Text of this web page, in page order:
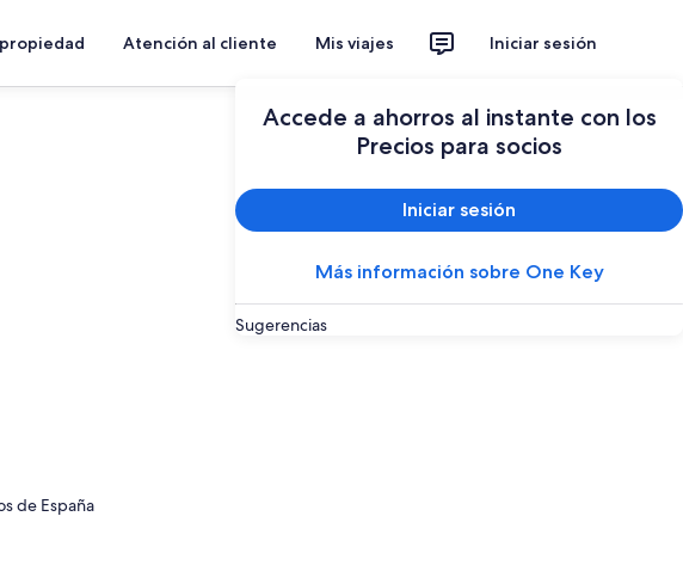
Atención al cliente Mis viajes Iniciar sesión
Accede a ahorros al instante con los
Precios para socios
Iniciar sesión
Más información sobre One Key
Sugerencias
de España